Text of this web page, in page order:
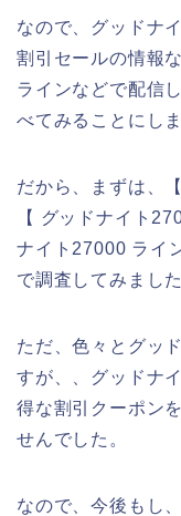
なので、グッドナ
割引セールの情報
ラインなどで配信
べてみることにしま
だから、まずは、
【 グッドナイト
ナイト27000 ライ
で調査してみました
ただ、色々とグッ
すが、、グッドナ
得な割引クーポン
せんでした。
なので、今後もし